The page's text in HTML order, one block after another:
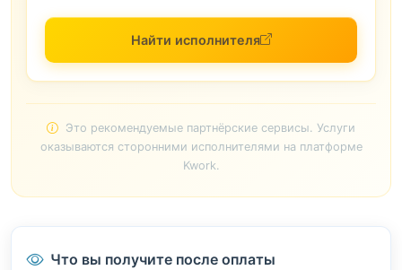
Найти исполнителя
Это рекомендуемые партнёрские сервисы. Услуги
оказываются сторонними исполнителями на платформе
Kwork.
Что вы получите после оплаты